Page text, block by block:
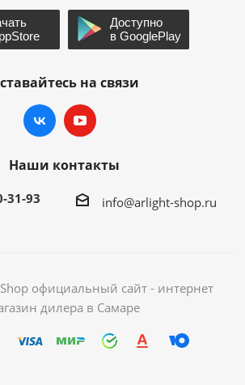
на связи
Наши контакты
31-93 info@arlight-shop.ru
официальный сайт - интернет
дилера в Самаре